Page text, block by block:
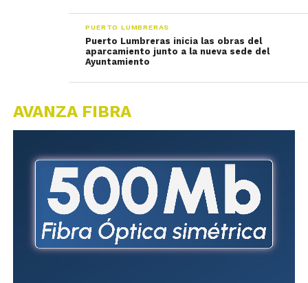
PUERTO LUMBRERAS
Puerto Lumbreras inicia las obras del
aparcamiento junto a la nueva sede del
Ayuntamiento
AVANZA FIBRA